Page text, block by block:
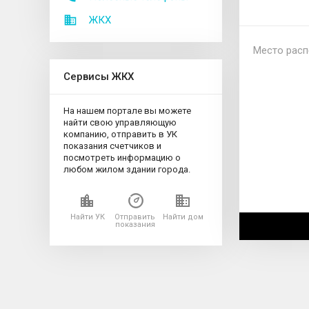
ЖКХ
Сервисы ЖКХ
На нашем портале вы можете
найти свою управляющую
компанию, отправить в УК
показания счетчиков и
посмотреть информацию о
любом жилом здании города.
Найти УК
Отправить
показания
Найти дом
Место